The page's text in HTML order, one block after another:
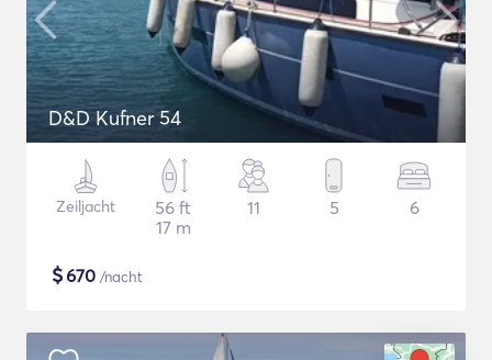
D&D Kufner 54
Zeiljacht
56 ft
17 m
11 5 6
$670 /nacht